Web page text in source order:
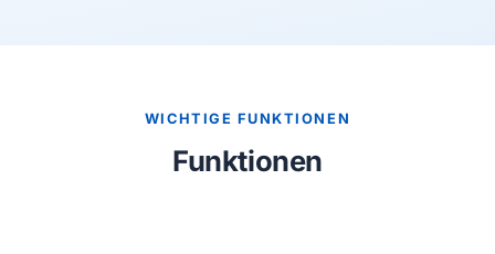
WICHTIGE FUNKTIONEN
Funktionen